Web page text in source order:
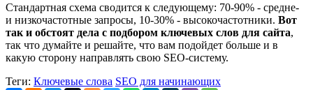
Стандартная схема сводится к следующему: 70-90% - средне-
и низкочастотные запросы, 10-30% - высокочастотники. Вот
так и обстоят дела с подбором ключевых слов для сайта,
так что думайте и решайте, что вам подойдет больше и в
какую сторону направлять свою SEO-систему.
Теги: Ключевые слова SEO для начинающих